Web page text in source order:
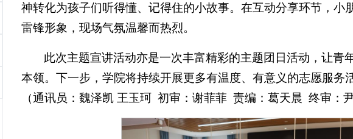
神转化为孩子们听得懂、记得住的小故事。在互动分享环节，小
雷锋形象，现场气氛温馨而热烈。
此次主题宣讲活动亦是一次丰富精彩的主题团日活动，让青
本领。下一步，学院将持续开展更多有温度、有意义的志愿服务
（通讯员：魏泽凯 王玉珂 初审：谢菲菲 责编：葛天晨 终审：